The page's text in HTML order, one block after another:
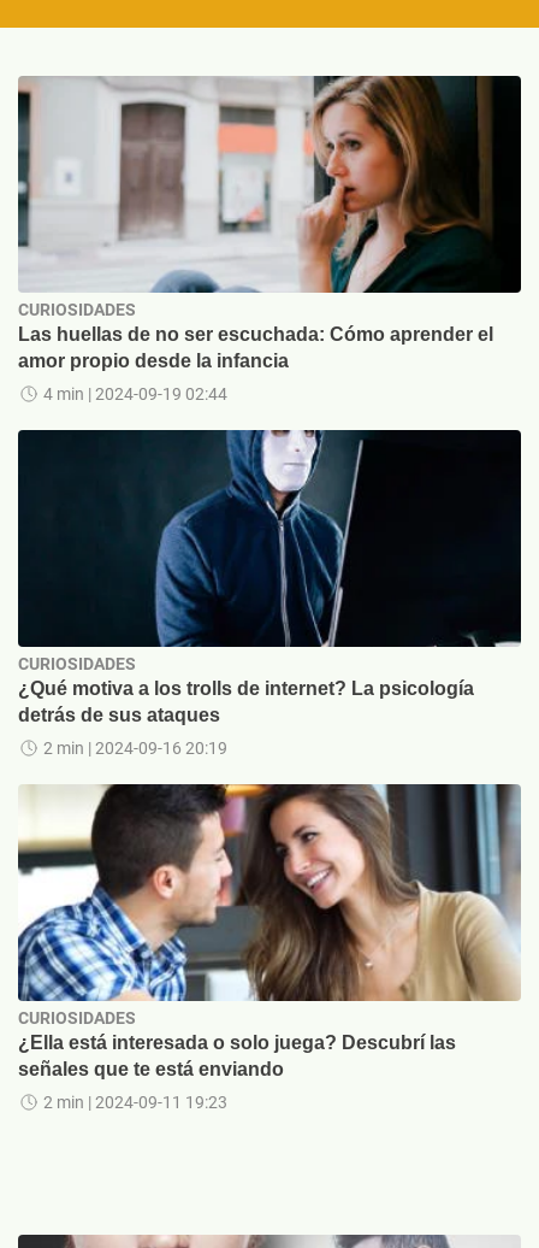
CURIOSIDADES
Las huellas de no ser escuchada: Cómo aprender el
amor propio desde la infancia
4 min | 2024-09-19 02:44
CURIOSIDADES
¿Qué motiva a los trolls de internet? La psicología
detrás de sus ataques
2 min | 2024-09-16 20:19
CURIOSIDADES
¿Ella está interesada o solo juega? Descubrí las
señales que te está enviando
2 min | 2024-09-11 19:23